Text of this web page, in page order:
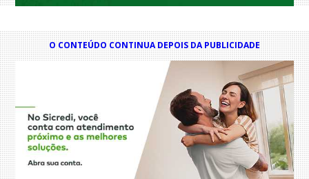
O CONTEÚDO CONTINUA DEPOIS DA PUBLICIDADE